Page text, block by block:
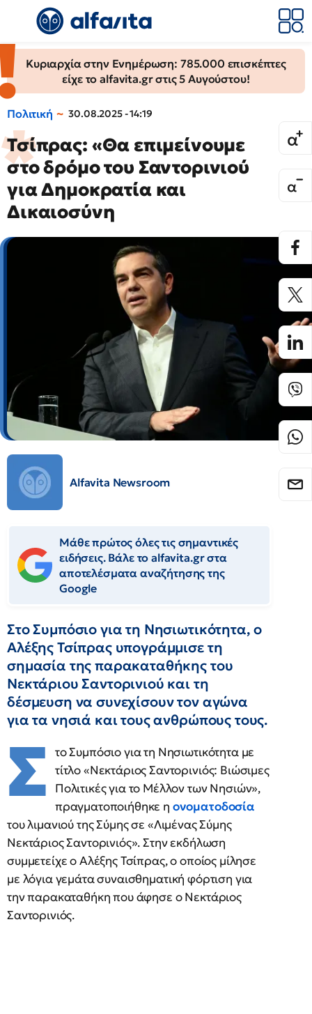
Κυριαρχία στην Ενημέρωση: 785.000 επισκέπτες
είχε το alfavita.gr στις 5 Αυγούστου!
Πολιτική 30.08.2025 - 14:19
Τσίπρας: «Θα επιμείνουμε
στο δρόμο του Σαντορινιού
για Δημοκρατία και
Δικαιοσύνη
Alfavita Newsroom
Μάθε πρώτος όλες τις σημαντικές
ειδήσεις. Βάλε το alfavita.gr στα
αποτελέσματα αναζήτησης της
Google
Στο Συμπόσιο για τη Νησιωτικότητα, ο
Αλέξης Τσίπρας υπογράμμισε τη
σημασία της παρακαταθήκης του
Νεκτάριου Σαντορινιού και τη
δέσμευση να συνεχίσουν τον αγώνα
για τα νησιά και τους ανθρώπους τους.
Σ το Συμπόσιο για τη Νησιωτικότητα με
τίτλο «Νεκτάριος Σαντορινιός: Βιώσιμες
Πολιτικές για το Μέλλον των Νησιών»,
πραγματοποιήθηκε η ονοματοδοσία
του λιμανιού της Σύμης σε «Λιμένας Σύμης
Νεκτάριος Σαντορινιός». Στην εκδήλωση
συμμετείχε ο Αλέξης Τσίπρας, ο οποίος μίλησε
με λόγια γεμάτα συναισθηματική φόρτιση για
την παρακαταθήκη που άφησε ο Νεκτάριος
Σαντορινιός.